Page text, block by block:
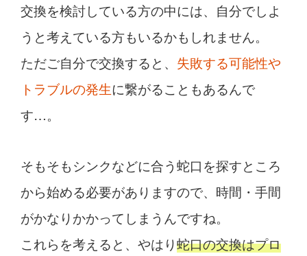
交換を検討している方の中には、自分でしよ
うと考えている方もいるかもしれません。
ただご自分で交換すると、 失敗する可能性や
トラブルの発生に繋がることもあるんで
す…。
そもそもシンクなどに合う蛇口を探すところ
から始める必要がありますので、時間・手間
がかなりかかってしまうんですね。
これらを考えると、やはり蛇口の交換はプロ